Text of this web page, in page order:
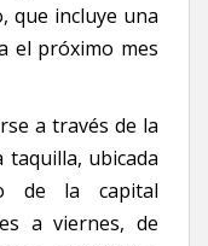
que incluye una
el próximo mes
a través de la
taquilla, ubicada
de la capital
a viernes, de